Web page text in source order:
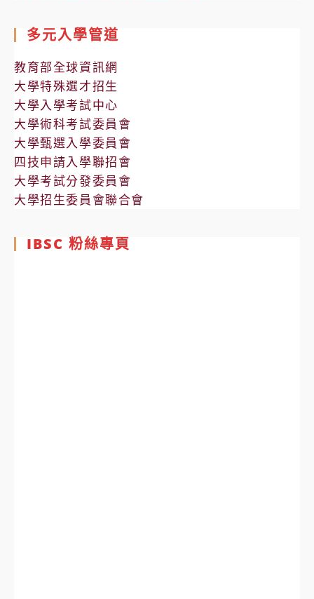
多元入學管道
教育部全球資訊網
大學特殊選才招生
大學入學考試中心
大學術科考試委員會
大學甄選入學委員會
四技申請入學聯招會
大學考試分發委員會
大學招生委員會聯合會
IBSC 粉絲專頁